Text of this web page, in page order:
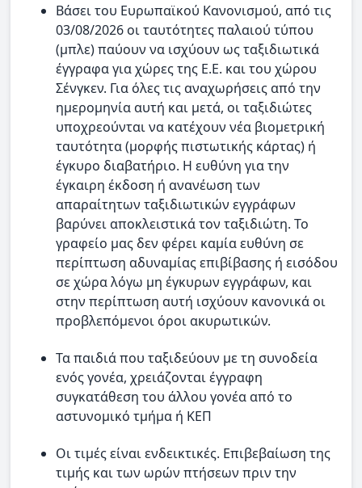
Βάσει του Ευρωπαϊκού Κανονισμού, από τις
03/08/2026 οι ταυτότητες παλαιού τύπου
(μπλε) παύουν να ισχύουν ως ταξιδιωτικά
έγγραφα για χώρες της Ε.Ε. και του χώρου
Σένγκεν. Για όλες τις αναχωρήσεις από την
ημερομηνία αυτή και μετά, οι ταξιδιώτες
υποχρεούνται να κατέχουν νέα βιομετρική
ταυτότητα (μορφής πιστωτικής κάρτας) ή
έγκυρο διαβατήριο. Η ευθύνη για την
έγκαιρη έκδοση ή ανανέωση των
απαραίτητων ταξιδιωτικών εγγράφων
βαρύνει αποκλειστικά τον ταξιδιώτη. Το
γραφείο μας δεν φέρει καμία ευθύνη σε
περίπτωση αδυναμίας επιβίβασης ή εισόδου
σε χώρα λόγω μη έγκυρων εγγράφων, και
στην περίπτωση αυτή ισχύουν κανονικά οι
προβλεπόμενοι όροι ακυρωτικών.
Τα παιδιά που ταξιδεύουν με τη συνοδεία
ενός γονέα, χρειάζονται έγγραφη
συγκατάθεση του άλλου γονέα από το
αστυνομικό τμήμα ή ΚΕΠ
Οι τιμές είναι ενδεικτικές. Επιβεβαίωση της
τιμής και των ωρών πτήσεων πριν την